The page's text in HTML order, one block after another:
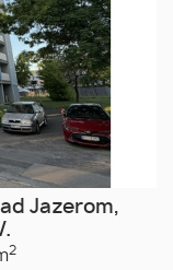
Jazerom,
2